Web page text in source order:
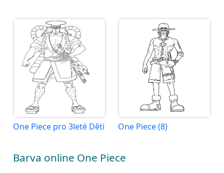
One Piece pro 3leté Děti One Piece (8)
Barva online One Piece